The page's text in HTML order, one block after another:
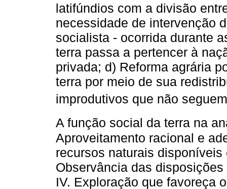
latifúndios com a divisão
necessidade de intervenção
socialista - ocorrida durante
terra passa a pertencer à
privada; d) Reforma agrária
terra por meio de sua
improdutivos que não
A função social da terra na
Aproveitamento racional e
recursos naturais
Observância das
IV. Exploração que favoreça